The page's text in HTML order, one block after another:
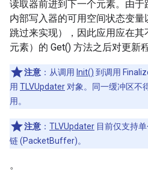
读取器前进到下一个元素。由
内部写入器的可用空间状态变
跳过来实现），因此应用应在
元素）的 Get() 方法之后对更新
注意 ：从调用 Init() 到调用
用 TLVUpdater 对象。同一缓冲区不
用。
注意 ： TLVUpdater 目前仅支持
链 (PacketBuffer)。
。